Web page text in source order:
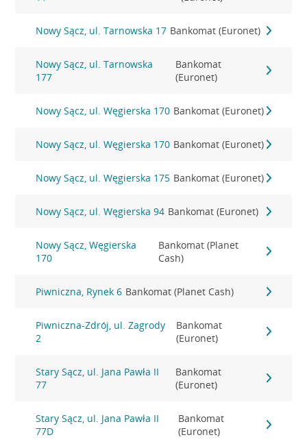
Nowy Sącz, ul. Tarnowska 17 Bankomat (Euronet)
Nowy Sącz, ul. Tarnowska
177
Bankomat
(Euronet)
Nowy Sącz, ul. Węgierska 170 Bankomat (Euronet)
Nowy Sącz, ul. Węgierska 170 Bankomat (Euronet)
Nowy Sącz, ul. Węgierska 175 Bankomat (Euronet)
Nowy Sącz, ul. Węgierska 94 Bankomat (Euronet)
Nowy Sącz, Węgierska
170
Bankomat (Planet
Cash)
Piwniczna, Rynek 6 Bankomat (Planet Cash)
Piwniczna-Zdrój, ul. Zagrody
2
Bankomat
(Euronet)
Stary Sącz, ul. Jana Pawła II
77
Bankomat
(Euronet)
Stary Sącz, ul. Jana Pawła II
77D
Bankomat
(Euronet)